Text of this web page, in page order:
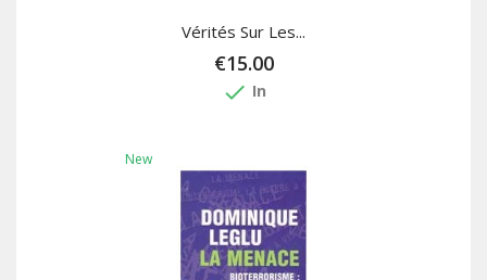
Vérités Sur Les...
€15.00
done In
New